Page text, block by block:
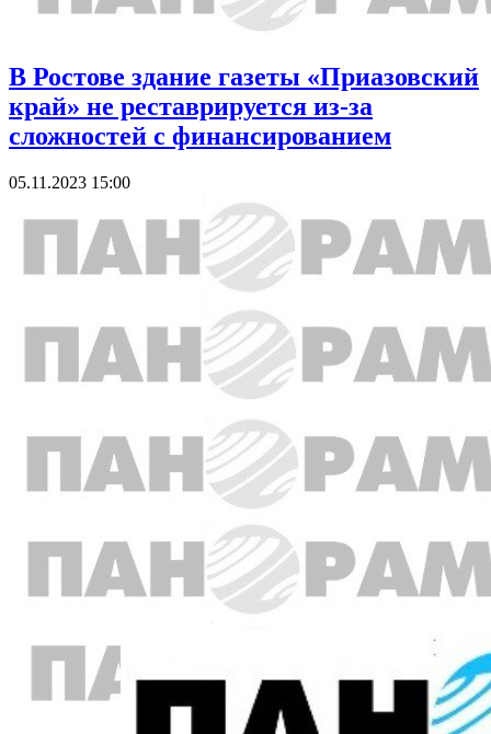
В Ростове здание газеты «Приазовский
край» не реставрируется из-за
сложностей с финансированием
05.11.2023 15:00